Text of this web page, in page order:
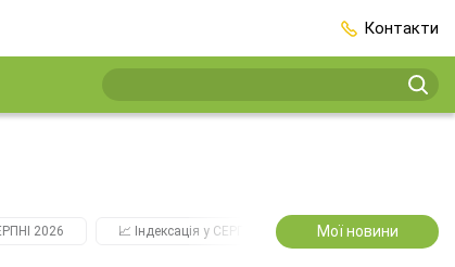
Контакти
2026 📈 Індексація у СЕРПНІ 2️⃣0️⃣2️⃣7️⃣ Усі ключові
Мої новини